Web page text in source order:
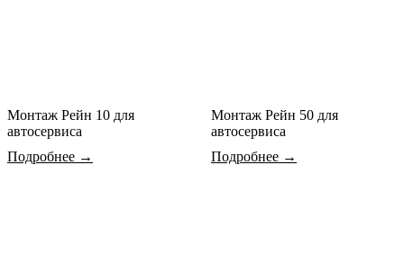
Монтаж Рейн 10 для
автосервиса
Подробнее →
Монтаж Рейн 50 для
автосервиса
Подробнее →